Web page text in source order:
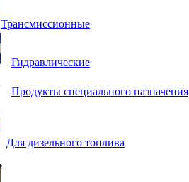
Трансмиссионные
Гидравлические
Продукты специального назначения
Для дизельного топлива